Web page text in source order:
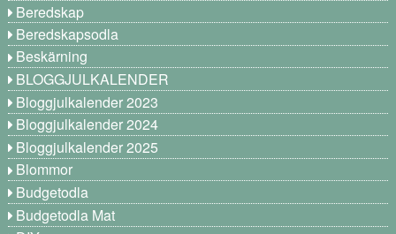
Beredskap
Beredskapsodla
Beskärning
BLOGGJULKALENDER
Bloggjulkalender 2023
Bloggjulkalender 2024
Bloggjulkalender 2025
Blommor
Budgetodla
Budgetodla Mat